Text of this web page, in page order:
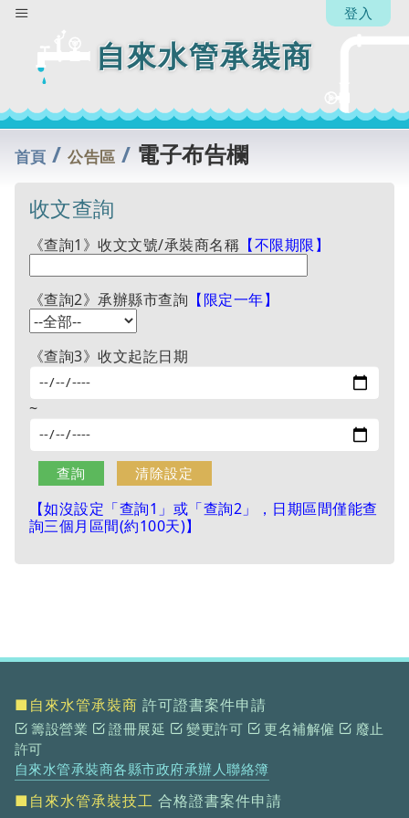
自來水管承裝商
登入
首頁 /公告區 / 電子布告欄
收文查詢
《查詢1》收文文號/承裝商名稱 【不限期限】
《查詢2》承辦縣市查詢 【限定一年】
《查詢3》收文起訖日期
~
【如沒設定「查詢1」或「查詢2」，日期區間僅能查
詢三個月區間(約100天)】
回
■自來水管承裝商 許可證書案件申請
籌設營業 證冊展延 變更許可 更名補解僱
廢止
許可
自來水管承裝商各縣市政府承辦人聯絡簿
■自來水管承裝技工 合格證書案件申請